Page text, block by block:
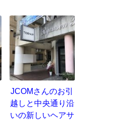
JCOMさんのお引
越しと中央通り沿
いの新しいヘアサ